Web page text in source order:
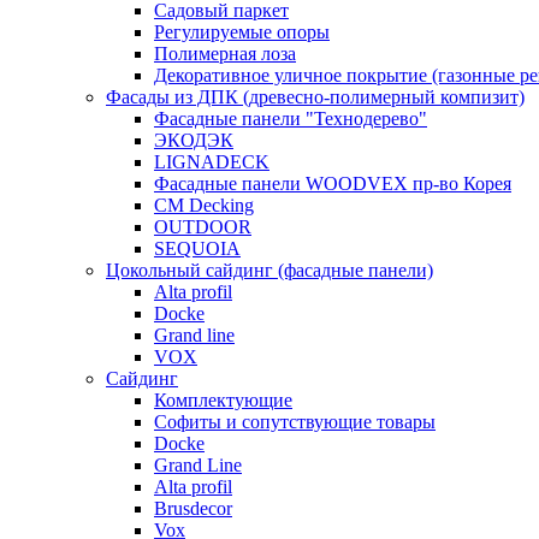
Садовый паркет
Регулируемые опоры
Полимерная лоза
Декоративное уличное покрытие (газонные
Фасады из ДПК (древесно-полимерный компизит)
Фасадные панели "Технодерево"
ЭКОДЭК
LIGNADECK
Фасадные панели WOODVEX пр-во Корея
CM Decking
OUTDOOR
SEQUOIA
Цокольный сайдинг (фасадные панели)
Alta profil
Docke
Grand line
VOX
Сайдинг
Комплектующие
Софиты и сопутствующие товары
Docke
Grand Line
Alta profil
Brusdecor
Vox